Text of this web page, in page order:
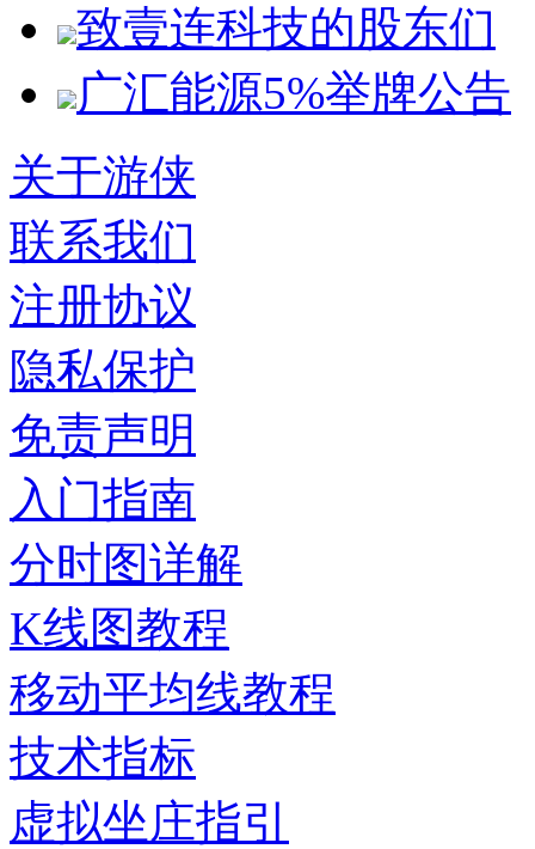
致壹连科技的股东们
广汇能源5%举牌公告
关于游侠
联系我们
注册协议
隐私保护
免责声明
入门指南
分时图详解
K线图教程
移动平均线教程
技术指标
虚拟坐庄指引